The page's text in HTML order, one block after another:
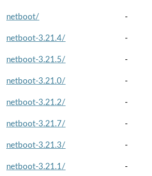
netboot/
-
netboot-3.21.4/
-
netboot-3.21.5/
-
netboot-3.21.0/
-
netboot-3.21.2/
-
netboot-3.21.7/
-
netboot-3.21.3/
-
netboot-3.21.1/
-